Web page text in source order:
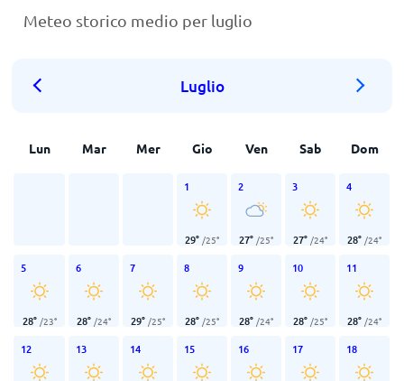
Meteo storico medio per luglio
Luglio
Lun Mar Mer Gio Ven Sab Dom
1
29° /25°
2
27° /25°
3
27° /24°
4
28° /24°
5
28° /23°
6
28° /24°
7
29° /25°
8
28° /25°
9
28° /24°
10
28° /25°
11
28° /24°
12 13 14 15 16 17 18